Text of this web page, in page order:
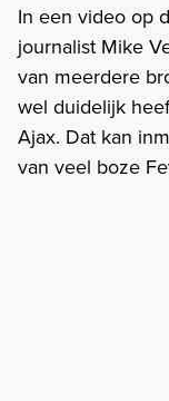
In een video op
journalist Mike
van meerdere
wel duidelijk
Ajax. Dat kan
van veel boze